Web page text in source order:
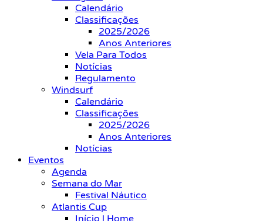
Calendário
Classificações
2025/2026
Anos Anteriores
Vela Para Todos
Notícias
Regulamento
Windsurf
Calendário
Classificações
2025/2026
Anos Anteriores
Notícias
Eventos
Agenda
Semana do Mar
Festival Náutico
Atlantis Cup
Início | Home